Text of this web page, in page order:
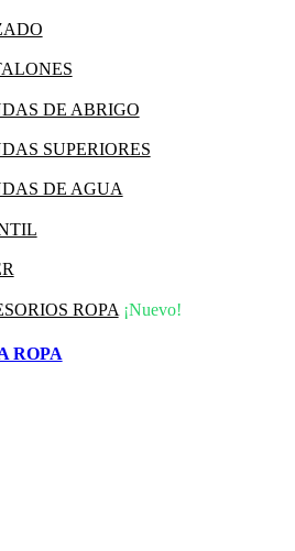
DE ABRIGO
SUPERIORES
DE AGUA
ROPA ¡Nuevo!
ROPA